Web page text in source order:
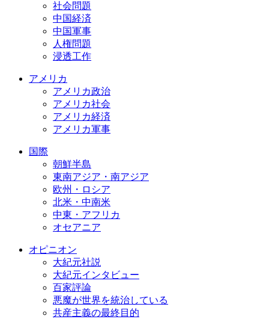
社会問題
中国経済
中国軍事
人権問題
浸透工作
アメリカ
アメリカ政治
アメリカ社会
アメリカ経済
アメリカ軍事
国際
朝鮮半島
東南アジア・南アジア
欧州・ロシア
北米・中南米
中東・アフリカ
オセアニア
オピニオン
大紀元社説
大紀元インタビュー
百家評論
悪魔が世界を統治している
共産主義の最終目的